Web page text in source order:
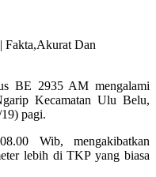
Fakta,Akurat Dan
BE 2935 AM mengalami
Kecamatan Ulu Belu,
pagi.
Wib, mengakibatkan
lebih di TKP yang biasa